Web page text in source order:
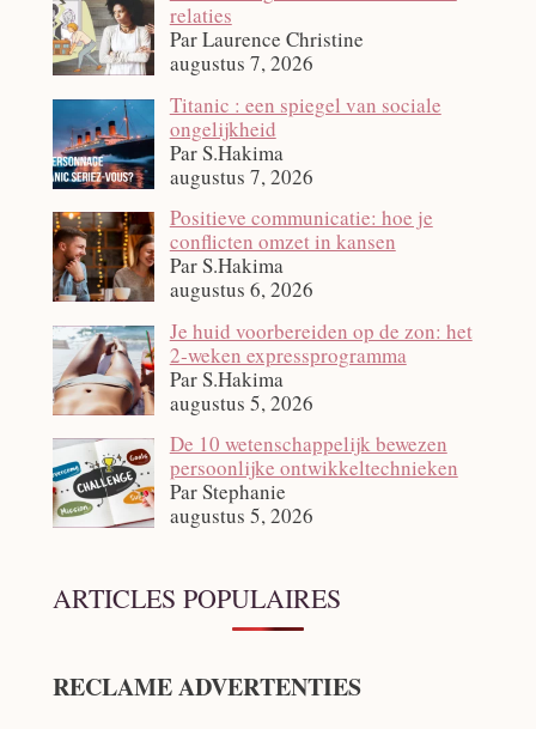
relaties
Par Laurence Christine
augustus 7, 2026
Titanic : een spiegel van sociale
ongelijkheid
Par S.Hakima
augustus 7, 2026
Positieve communicatie: hoe je
conflicten omzet in kansen
Par S.Hakima
augustus 6, 2026
Je huid voorbereiden op de zon: het
2‑weken expressprogramma
Par S.Hakima
augustus 5, 2026
De 10 wetenschappelijk bewezen
persoonlijke ontwikkeltechnieken
Par Stephanie
augustus 5, 2026
ARTICLES POPULAIRES
RECLAME ADVERTENTIES